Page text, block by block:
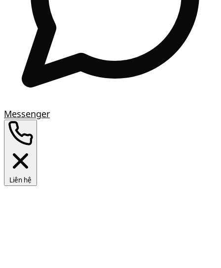
Messenger
Liên hệ